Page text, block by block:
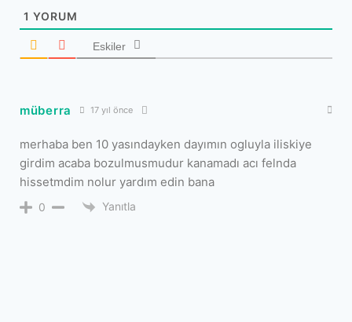
1 YORUM
Eskiler
müberra 17 yıl önce
merhaba ben 10 yasındayken dayımın ogluyla iliskiye
girdim acaba bozulmusmudur kanamadı acı felnda
hissetmdim nolur yardım edin bana
0 Yanıtla